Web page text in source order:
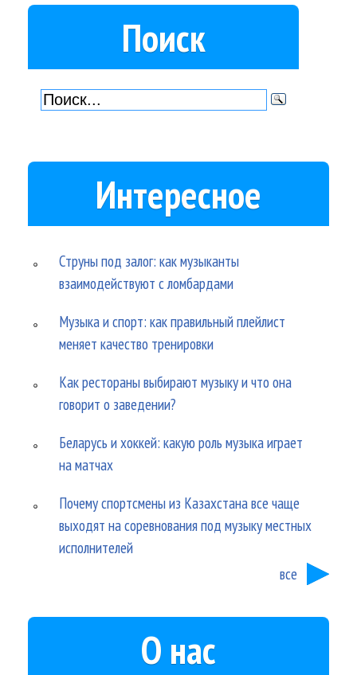
Поиск
Интересное
Струны под залог: как музыканты
взаимодействуют с ломбардами
Музыка и спорт: как правильный плейлист
меняет качество тренировки
Как рестораны выбирают музыку и что она
говорит о заведении?
Беларусь и хоккей: какую роль музыка играет
на матчах
Почему спортсмены из Казахстана все чаще
выходят на соревнования под музыку местных
исполнителей
все
О нас